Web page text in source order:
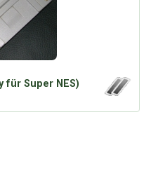
für Super NES)